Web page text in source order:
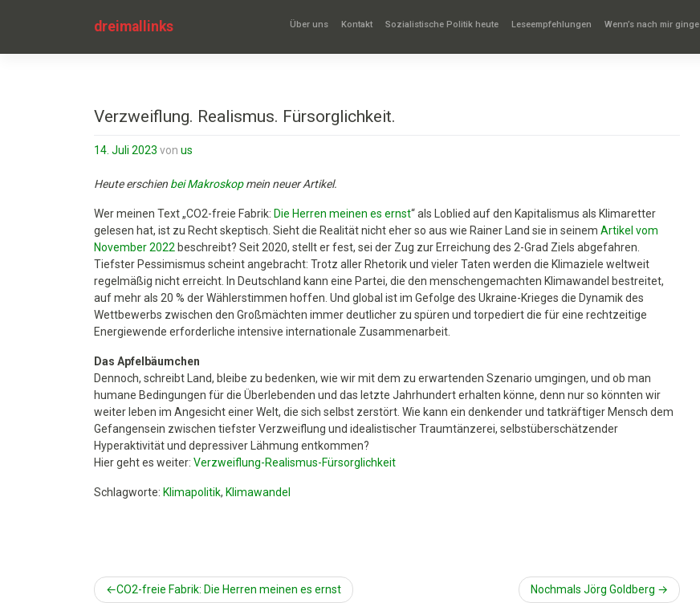
dreimallinks Über uns Kontakt Sozialistische Politik heute Leseempfehlungen Wenn’s nach mir ginge
Verzweiflung. Realismus. Fürsorglichkeit.
14. Juli 2023 von us
Heute erschien bei Makroskopmein neuer Artikel.
Wer meinen Text „CO2-freie Fabrik: Die Herren meinen es ernst“ als Loblied auf den Kapitalismus als Klimaretter
gelesen hat, ist zu Recht skeptisch. Sieht die Realität nicht eher so aus wie Rainer Land sie in seinem Artikel vom
November 2022 beschreibt? Seit 2020, stellt er fest, sei der Zug zur Erreichung des 2-Grad Ziels abgefahren.
Tiefster Pessimismus scheint angebracht: Trotz aller Rhetorik und vieler Taten werden die Klimaziele weltweit
regelmäßig nicht erreicht. In Deutschland kann eine Partei, die den menschengemachten Klimawandel bestreitet,
auf mehr als 20 % der Wählerstimmen hoffen. Und global ist im Gefolge des Ukraine-Krieges die Dynamik des
Wettbewerbs zwischen den Großmächten immer deutlicher zu spüren und torpediert die für eine rechtzeitige
Energiewende erforderliche intensive internationale Zusammenarbeit.
Das Apfelbäumchen
Dennoch, schreibt Land, bleibe zu bedenken, wie wir mit dem zu erwartenden Szenario umgingen, und ob man
humane Bedingungen für die Überlebenden und das letzte Jahrhundert erhalten könne, denn nur so könnten wir
weiter leben im Angesicht einer Welt, die sich selbst zerstört. Wie kann ein denkender und tatkräftiger Mensch dem
Gefangensein zwischen tiefster Verzweiflung und idealistischer Traumtänzerei, selbstüberschätzender
Hyperaktivität und depressiver Lähmung entkommen?
Hier geht es weiter: Verzweiflung-Realismus-Fürsorglichkeit
Schlagworte: Klimapolitik, Klimawandel
Beitragsnavigation
CO2-freie Fabrik: Die Herren meinen es ernst Nochmals Jörg Goldberg